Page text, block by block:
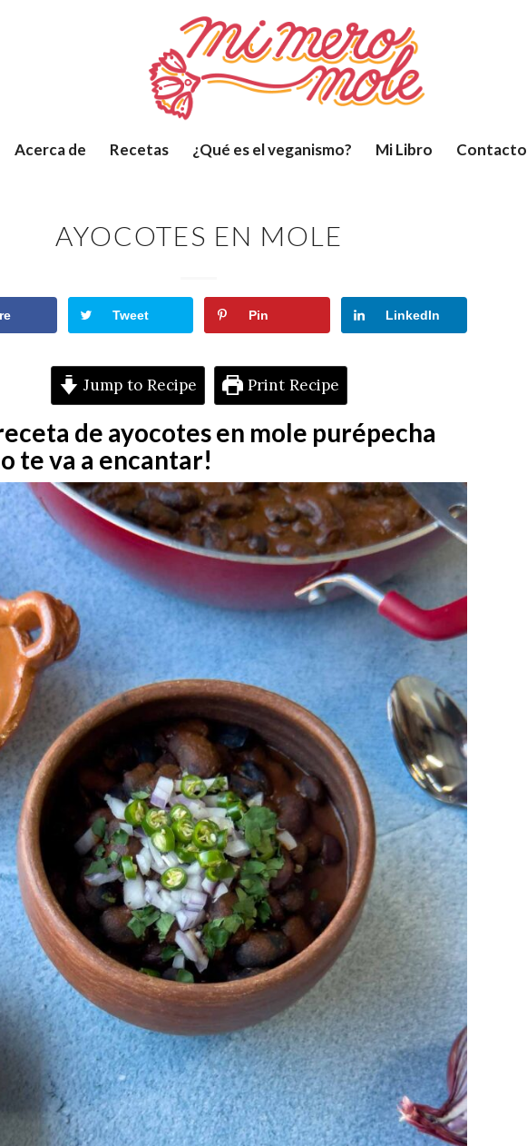
Acerca de Recetas ¿Qué es el veganismo? Mi Libro Contacto
AYOCOTES EN MOLE
Tweet Pin LinkedIn
Jump to Recipe Print Recipe
de ayocotes en mole purépecha
te va a encantar!